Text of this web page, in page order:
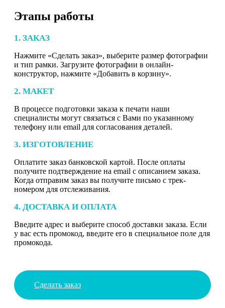
Этапы работы
1. ЗАКАЗ
Нажмите «Сделать заказ», выберите размер фотографии
и тип рамки. Загрузите фотографии в онлайн-
конструктор, нажмите «Добавить в корзину».
2. МАКЕТ
В процессе подготовки заказа к печати наши
специалисты могут связаться с Вами по указанному
телефону или email для согласования деталей.
3. ИЗГОТОВЛЕНИЕ
Оплатите заказ банковской картой. После оплаты
получите подтверждение на email с описанием заказа.
Когда отправим заказ вы получите письмо с трек-
номером для отслеживания.
4. ДОСТАВКА И ОПЛАТА
Введите адрес и выберите способ доставки заказа. Если
у вас есть промокод, введите его в специальное поле для
промокода.
Сделать заказ